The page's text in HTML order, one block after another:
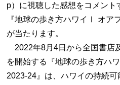
p）に視聴した感想をコメント
『地球の歩き方ハワイⅠ オア
が当たります。
2022年8月4日から全国書店
を開始する『地球の歩き方ハ
2023-24』は、ハワイの持続